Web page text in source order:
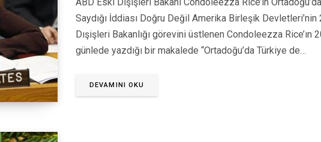
Saydığı İddiası Doğru Değil Amerika Birleşik
Dışişleri Bakanlığı görevini üstlenen Condoleezza Rice’ın
günlede yazdığı bir makalede “Ortadoğu’da Türkiye de…
DEVAMINI OKU